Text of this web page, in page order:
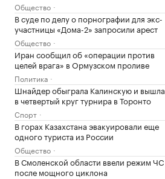
Общество
В суде по делу о порнографии для экс-
участницы «Дома-2» запросили арест
Общество
Иран сообщил об «операции против
целей врага» в Ормузском проливе
Политика
Шнайдер обыграла Калинскую и вышла
в четвертый круг турнира в Торонто
Спорт
В горах Казахстана эвакуировали еще
одного туриста из России
Общество
В Смоленской области ввели режим ЧС
после мощного циклона